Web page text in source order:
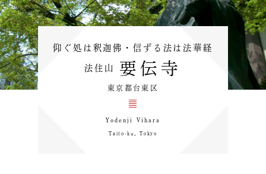
仰ぐ処は釈迦佛・信ずる法は法華経
法住山 要伝寺
東京都台東区
Yodenji Vihara
Taito-ku，Tokyo